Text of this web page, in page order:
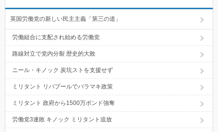
英国労働党の新しい民主主義「第三の道」
労働組合に支配され始める労働党
路線対立で党内分裂 歴史的大敗
ニール・キノック 炭坑ストを支援せず
ミリタント リバプールでバラマキ政策
ミリタント 政府から1500万ポンド強奪
労働党3連敗 キノック ミリタント追放